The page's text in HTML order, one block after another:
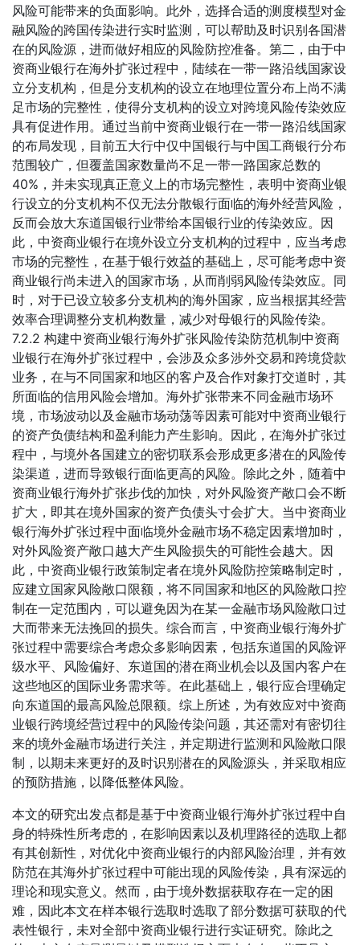
风险可能带来的负面影响。此外，选择合适的测度模型对金
融风险的跨国传染进行实时监测，可以帮助及时识别各国潜
在的风险源，进而做好相应的风险防控准备。第二，由于中
资商业银行在海外扩张过程中，陆续在一带一路沿线国家设
立分支机构，但是分支机构的设立在地理位置分布上尚不满
足市场的完整性，使得分支机构的设立对跨境风险传染效应
具有促进作用。通过当前中资商业银行在一带一路沿线国家
的布局发现，目前五大行中仅中国银行与中国工商银行分布
范围较广，但覆盖国家数量尚不足一带一路国家总数的
40%，并未实现真正意义上的市场完整性，表明中资商业银
行设立的分支机构不仅无法分散银行面临的海外经营风险，
反而会放大东道国银行业带给本国银行业的传染效应。因
此，中资商业银行在境外设立分支机构的过程中，应当考虑
市场的完整性，在基于银行效益的基础上，尽可能考虑中资
商业银行尚未进入的国家市场，从而削弱风险传染效应。同
时，对于已设立较多分支机构的海外国家，应当根据其经营
效率合理调整分支机构数量，减少对母银行的风险传染。
7.2.2 构建中资商业银行海外扩张风险传染防范机制中资商
业银行在海外扩张过程中，会涉及众多涉外交易和跨境贷款
业务，在与不同国家和地区的客户及合作对象打交道时，其
所面临的信用风险会增加。海外扩张带来不同金融市场环
境，市场波动以及金融市场动荡等因素可能对中资商业银行
的资产负债结构和盈利能力产生影响。因此，在海外扩张过
程中，与境外各国建立的密切联系会形成更多潜在的风险传
染渠道，进而导致银行面临更高的风险。除此之外，随着中
资商业银行海外扩张步伐的加快，对外风险资产敞口会不断
扩大，即其在境外国家的资产负债头寸会扩大。当中资商业
银行海外扩张过程中面临境外金融市场不稳定因素增加时，
对外风险资产敞口越大产生风险损失的可能性会越大。因
此，中资商业银行政策制定者在境外风险防控策略制定时，
应建立国家风险敞口限额，将不同国家和地区的风险敞口控
制在一定范围内，可以避免因为在某一金融市场风险敞口过
大而带来无法挽回的损失。综合而言，中资商业银行海外扩
张过程中需要综合考虑众多影响因素，包括东道国的风险评
级水平、风险偏好、东道国的潜在商业机会以及国内客户在
这些地区的国际业务需求等。在此基础上，银行应合理确定
向东道国的最高风险总限额。综上所述，为有效应对中资商
业银行跨境经营过程中的风险传染问题，其还需对有密切往
来的境外金融市场进行关注，并定期进行监测和风险敞口限
制，以期未来更好的及时识别潜在的风险源头，并采取相应
的预防措施，以降低整体风险。
本文的研究出发点都是基于中资商业银行海外扩张过程中自
身的特殊性所考虑的，在影响因素以及机理路径的选取上都
有其创新性，对优化中资商业银行的内部风险治理，并有效
防范在其海外扩张过程中可能出现的风险传染，具有深远的
理论和现实意义。然而，由于境外数据获取存在一定的困
难，因此本文在样本银行选取时选取了部分数据可获取的代
表性银行，未对全部中资商业银行进行实证研究。除此之